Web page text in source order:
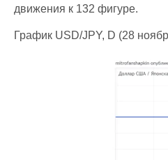
движения к 132 фигуре.
График USD/JPY, D (28